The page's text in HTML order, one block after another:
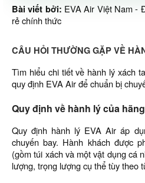
Bài viết bởi: EVA Air Việt Nam -
rẻ chính thức
CÂU HỎI THƯỜNG GẶP VỀ
Tìm hiểu chi tiết về hành lý xách
quy định EVA Air để chuẩn bị
Quy định về hành lý của
Quy định hành lý EVA Air áp
chuyến bay. Hành khách được
(gồm túi xách và một vật dụng cá
lượng, trọng lượng cụ thể tùy theo